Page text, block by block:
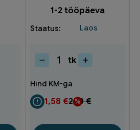
1-2 tööpäeva
Laos
Maalriteip
TM2504
kollane
(36)
kogus
tk
2,10€
1,58 €